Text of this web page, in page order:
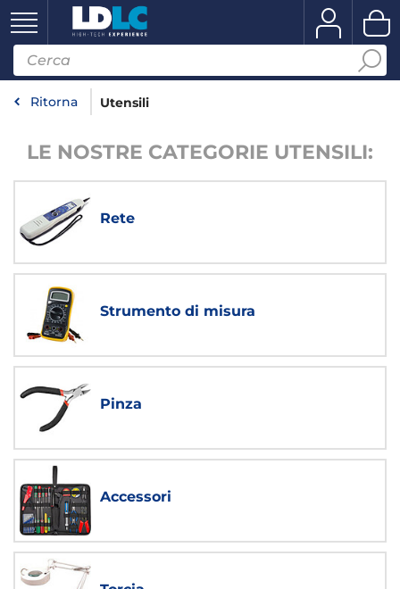
Ritorna Utensili
LE NOSTRE CATEGORIE UTENSILI:
Rete
Strumento di misura
Pinza
Accessori